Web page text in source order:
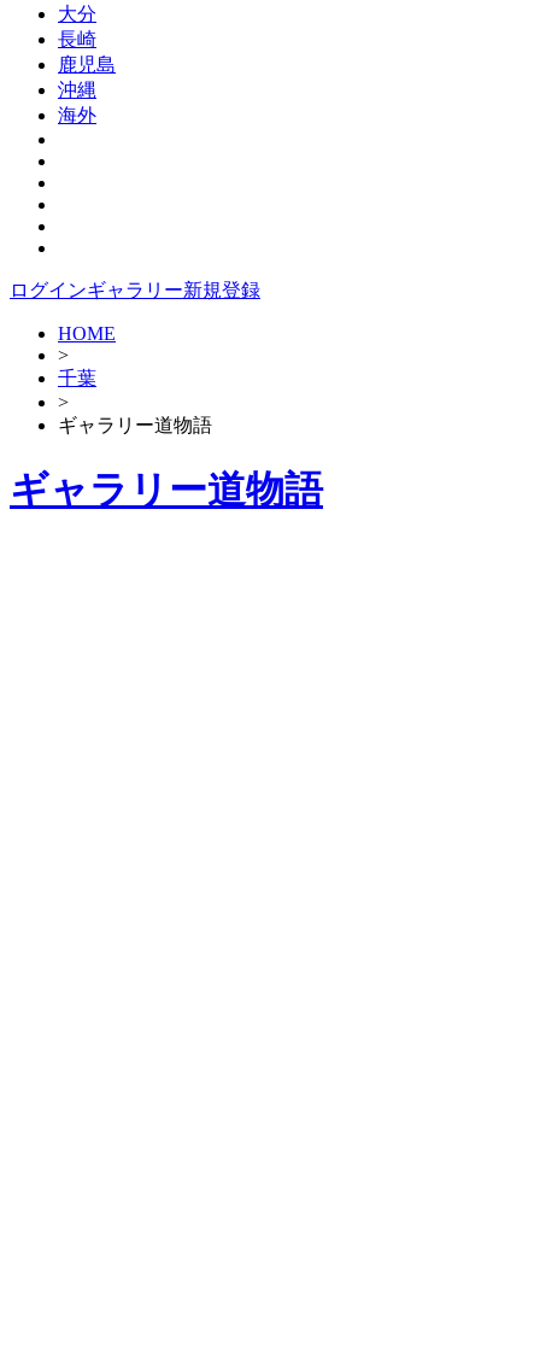
大分
長崎
鹿児島
沖縄
海外
ログインギャラリー新規登録
HOME
>
千葉
>
ギャラリー道物語
ギャラリー道物語